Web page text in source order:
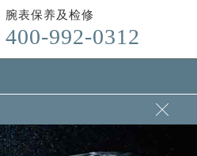
腕表保养及检修
400-992-0312
